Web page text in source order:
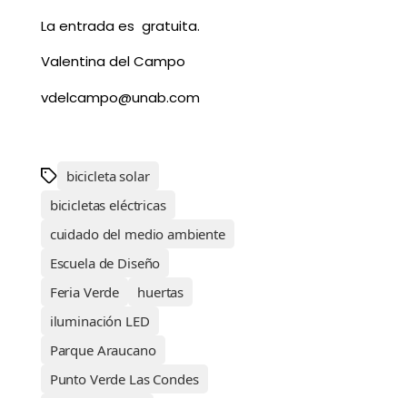
La entrada es gratuita.
Valentina del Campo
vdelcampo@unab.com
bicicleta solar
bicicletas eléctricas
cuidado del medio ambiente
Escuela de Diseño
Feria Verde
huertas
iluminación LED
Parque Araucano
Punto Verde Las Condes